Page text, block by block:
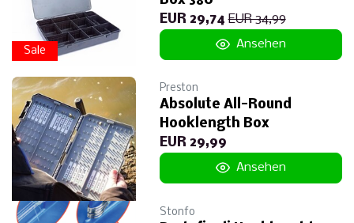
Sale
EUR 29,74 EUR 34,99
Ansehen
Preston
Absolute All-Round
Hooklength Box
EUR 29,99
Ansehen
Stonfo